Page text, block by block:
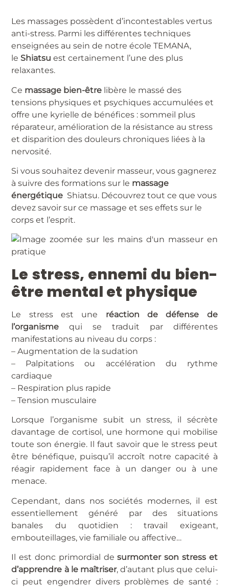
Les massages possèdent d’incontestables vertus
anti-stress. Parmi les différentes techniques
enseignées au sein de notre école TEMANA,
leShiatsu est certainement l’une des plus
relaxantes.
Ce massage bien-être libère le massé des
tensions physiques et psychiques accumulées et
offre une kyrielle de bénéfices : sommeil plus
réparateur, amélioration de la résistance au stress
et disparition des douleurs chroniques liées à la
nervosité.
Si vous souhaitez devenir masseur, vous gagnerez
à suivre des formations sur le massage
énergétique Shiatsu. Découvrez tout ce que vous
devez savoir sur ce massage et ses effets sur le
corps et l’esprit.
Le stress, ennemi du bien-
être mental et physique
Le stress est une réaction de défense de
l’organisme qui se traduit par différentes
manifestations au niveau du corps :
– Augmentation de la sudation
– Palpitations ou accélération du rythme
cardiaque
– Respiration plus rapide
– Tension musculaire
Lorsque l’organisme subit un stress, il sécrète
davantage de cortisol, une hormone qui mobilise
toute son énergie. Il faut savoir que le stress peut
être bénéfique, puisqu’il accroît notre capacité à
réagir rapidement face à un danger ou à une
menace.
Cependant, dans nos sociétés modernes, il est
essentiellement généré par des situations
banales du quotidien : travail exigeant,
embouteillages, vie familiale ou affective…
Il est donc primordial desurmonter son stress et
d’apprendre à le maîtriser, d’autant plus que celui-
ci peut engendrer divers problèmes de santé :